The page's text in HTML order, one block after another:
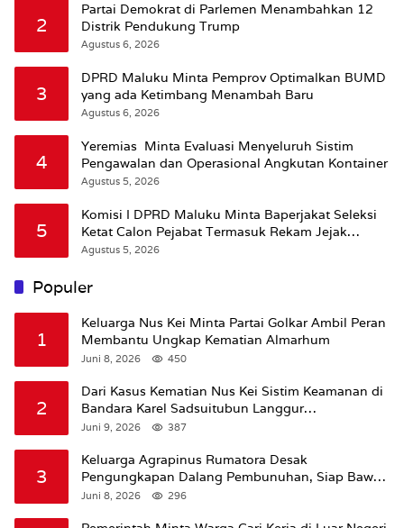
2
Partai Demokrat di Parlemen Menambahkan 12
Distrik Pendukung Trump
Agustus 6, 2026
3
DPRD Maluku Minta Pemprov Optimalkan BUMD
yang ada Ketimbang Menambah Baru
Agustus 6, 2026
4
Yeremias Minta Evaluasi Menyeluruh Sistim
Pengawalan dan Operasional Angkutan Kontainer
Agustus 5, 2026
5
Komisi I DPRD Maluku Minta Baperjakat Seleksi
Ketat Calon Pejabat Termasuk Rekam Jejak
Hukum
Agustus 5, 2026
Populer
1
Keluarga Nus Kei Minta Partai Golkar Ambil Peran
Membantu Ungkap Kematian Almarhum
Juni 8, 2026 450
2
Dari Kasus Kematian Nus Kei Sistim Keamanan di
Bandara Karel Sadsuitubun Langgur
Dipertanyakan
Juni 9, 2026 387
3
Keluarga Agrapinus Rumatora Desak
Pengungkapan Dalang Pembunuhan, Siap Bawa
Kasus ke Komisi III DPR RI
Juni 8, 2026 296